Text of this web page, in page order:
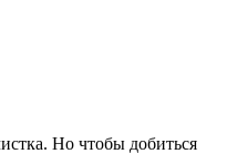
Но чтобы добиться